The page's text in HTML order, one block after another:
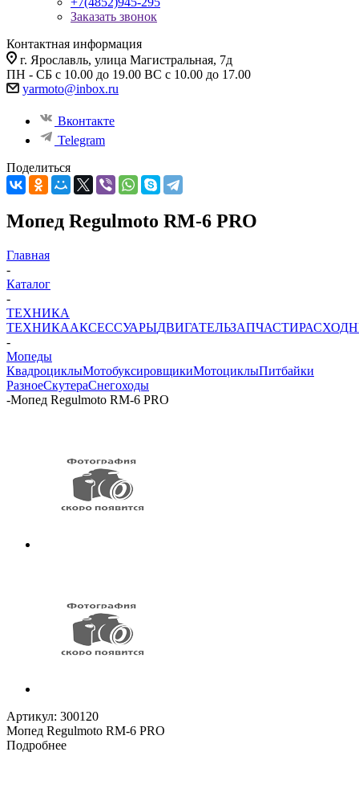
Заказать звонок
Контактная информация
г. Ярославль, улица Магистральная, 7д
ПН - СБ с 10.00 до 19.00 ВС с 10.00 до 17.00
yarmoto@inbox.ru
Вконтакте
Telegram
Поделиться
Мопед Regulmoto RM-6 PRO
Главная
-
Каталог
-
ТЕХНИКА
ТЕХНИКААКСЕССУАРЫДВИГАТЕЛЬЗАПЧАСТИ
-
Мопеды
КвадроциклыМотобуксировщикиМотоциклыПитбайки
РазноеСкутераСнегоходы
-Мопед Regulmoto RM-6 PRO
Артикул: 300120
Мопед Regulmoto RM-6 PRO
Подробнее